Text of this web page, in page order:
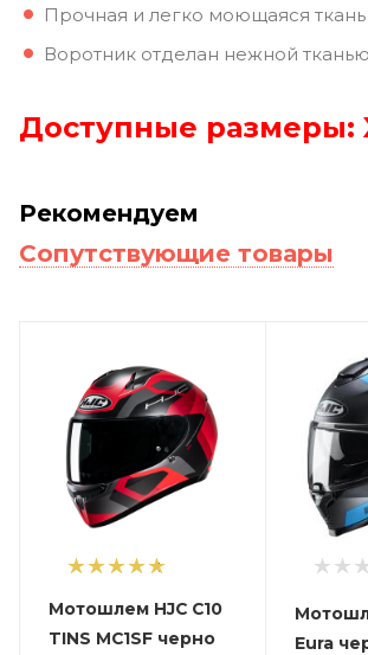
Прочная и легко моющаяся ткань
Воротник отделан нежной
Доступные размеры:
Рекомендуем
Сопутствующие товары
1
Мотошлем HJC C10
TINS MC1SF черно
Eura